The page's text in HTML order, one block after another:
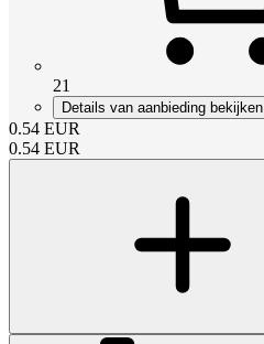
21
Details van aanbieding bekijken
0.54 EUR
0.54 EUR